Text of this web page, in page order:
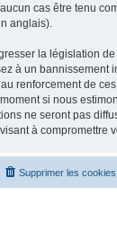
cas être tenu
anglais).
la législation
à un bannissement
renforcement de
si nous
ne seront pas
à compromettre
Supprimer les cookies